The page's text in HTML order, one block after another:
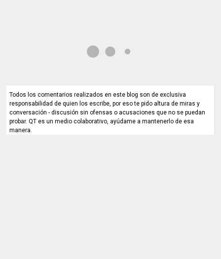
Todos los comentarios realizados en este blog son de exclusiva
responsabilidad de quien los escribe, por eso te pido altura de miras y
conversación - discusión sin ofensas o acusaciones que no se puedan
probar. QT es un medio colaborativo, ayúdame a mantenerlo de esa
manera.